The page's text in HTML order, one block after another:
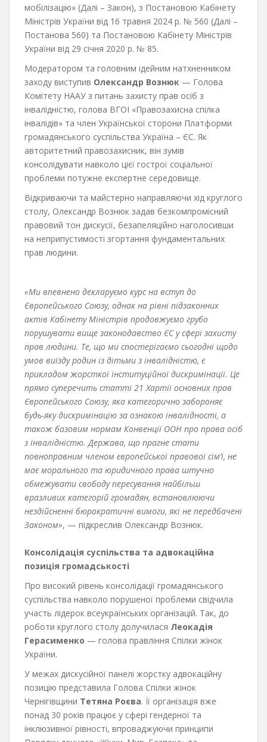
мобілізацію» (Далі – Закон), з Постановою Кабінету
Міністрів України від 16 травня 2024 р. № 560 (Далі –
Постанова 560) та Постановою Кабінету Міністрів
України від 29 січня 2020 р. № 85.
Модератором та головним ідейним натхненником
заходу виступив Олександр Вознюк — Голова
Комітету НААУ з питань захисту прав осіб з
інвалідністю, голова ВГОІ «Правозахисна спілка
інвалідів» та член Української сторони Платформи
громадянського суспільства Україна – ЄС. Як
авторитетний правозахисник, він зумів
консолідувати навколо цієї гострої соціальної
проблеми потужне експертне середовище.
Відкриваючи та майстерно направляючи хід круглого
столу, Олександр Вознюк задав безкомпромісний
правовий тон дискусії, безапеляційно наголосивши
на неприпустимості згортання фундаментальних
прав людини.
«Ми впевнено декларуємо курс на вступ до
Європейського Союзу, однак на рівні підзаконних
актів Кабінету Міністрів продовжуємо грубо
порушувати вище законодавство ЄС у сфері захисту
прав людини. Те, що ми спостерігаємо сьогодні щодо
умов виїзду родин із дітьми з інвалідністю, є
прикладом жорсткої інституційної дискримінації. Це
прямо суперечить статті 21 Хартії основних прав
Європейського Союзу, яка категорично забороняє
будь-яку дискримінацію за ознакою інвалідності, а
також базовим нормам Конвенції ООН про права осіб
з інвалідністю. Держава, що прагне стати
повноправним членом європейської правової сім’ї, не
має морального та юридичного права штучно
обмежувати свободу пересування найбільш
вразливих категорій громадян, встановлюючи
нездійсненні бюрократичні вимоги, які не передбачені
Законом», — підкреслив Олександр Вознюк.
Консолідація суспільства та адвокаційна
позиція громадськості
Про високий рівень консолідації громадянського
суспільства навколо порушеної проблеми свідчила
участь лідерок всеукраїнських організацій. Так, до
роботи круглого столу долучилася Леокадія
Герасименко — голова правління Спілки жінок
України.
У межах дискусійної панелі жорстку адвокаційну
позицію представила Голова Спілки жінок
Чернігівщини Тетяна Роєва. Її організація вже
понад 30 років працює у сфері гендерної та
інклюзивної рівності, впроваджуючи принципи